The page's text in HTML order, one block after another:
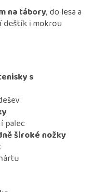
na tábory, do lesa a
deštík i mokrou
s
palec
široké nožky